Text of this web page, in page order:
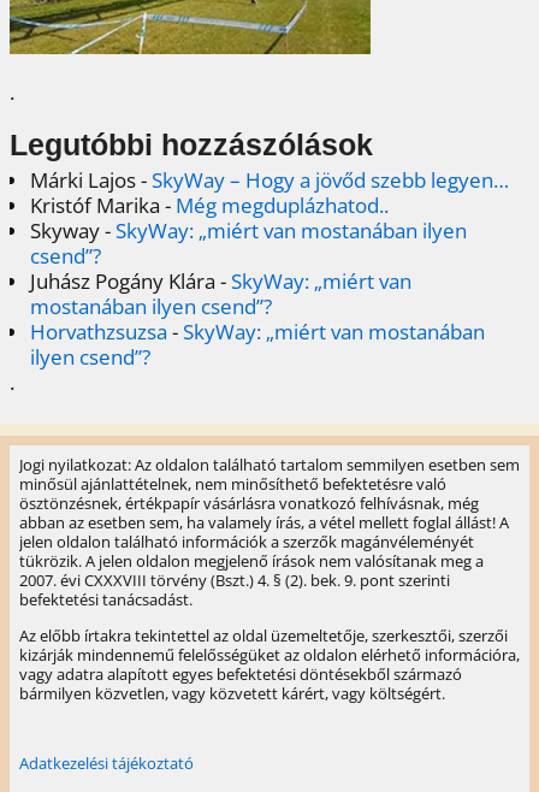
.
Legutóbbi hozzászólások
Márki Lajos-SkyWay – Hogy a jövőd szebb legyen…
Kristóf Marika - Még megduplázhatod..
Skyway-SkyWay: „miért van mostanában ilyen
csend”?
Juhász Pogány Klára -SkyWay: „miért van
mostanában ilyen csend”?
Horvathzsuzsa -SkyWay: „miért van mostanában
ilyen csend”?
.
Jogi nyilatkozat: Az oldalon található tartalom semmilyen esetben sem
minősül ajánlattételnek, nem minősíthető befektetésre való
ösztönzésnek, értékpapír vásárlásra vonatkozó felhívásnak, még
abban az esetben sem, ha valamely írás, a vétel mellett foglal állást! A
jelen oldalon található információk a szerzők magánvéleményét
tükrözik. A jelen oldalon megjelenő írások nem valósítanak meg a
2007. évi CXXXVIII törvény (Bszt.) 4. § (2). bek. 9. pont szerinti
befektetési tanácsadást.
Az előbb írtakra tekintettel az oldal üzemeltetője, szerkesztői, szerzői
kizárják mindennemű felelősségüket az oldalon elérhető információra,
vagy adatra alapított egyes befektetési döntésekből származó
bármilyen közvetlen, vagy közvetett kárért, vagy költségért.
Adatkezelési tájékoztató